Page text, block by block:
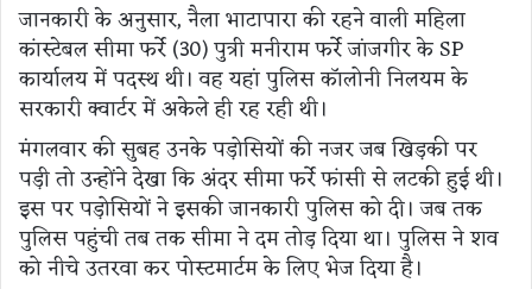
जानकारी के अनुसार, नैला भाटापारा की रहने वाली महिला
कांस्टेबल सीमा फर्रे (30) पुत्री मनीराम फर्रे जांजगीर के SP
कार्यालय में पदस्थ थी। वह यहां पुलिस कॉलोनी निलयम के
सरकारी क्वार्टर में अकेले ही रह रही थी।
मंगलवार की सुबह उनके पड़ोसियों की नजर जब खिड़की पर
पड़ी तो उन्होंने देखा कि अंदर सीमा फर्रे फांसी से लटकी हुई थी।
इस पर पड़ोसियों ने इसकी जानकारी पुलिस को दी। जब तक
पुलिस पहुंची तब तक सीमा ने दम तोड़ दिया था। पुलिस ने शव
को नीचे उतरवा कर पोस्टमार्टम के लिए भेज दिया है।